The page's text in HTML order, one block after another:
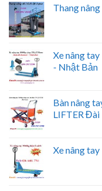
Thang
Xe nâng
- Nhật Bản
Bàn nâng
LIFTER Đài
Xe nâng